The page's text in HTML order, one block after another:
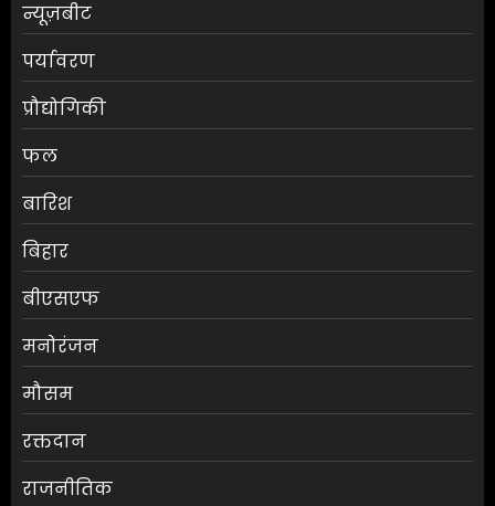
न्यूज़बीट
पर्यावरण
प्रौद्योगिकी
फल
बारिश
बिहार
बीएसएफ
मनोरंजन
मौसम
रक्तदान
राजनीतिक